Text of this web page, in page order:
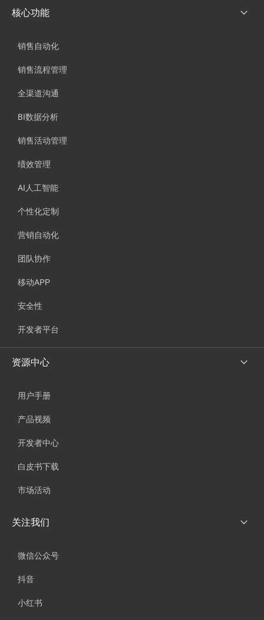
核心功能
销售自动化
销售流程管理
全渠道沟通
BI数据分析
销售活动管理
绩效管理
AI人工智能
个性化定制
营销自动化
团队协作
移动APP
安全性
开发者平台
资源中心
用户手册
产品视频
开发者中心
白皮书下载
市场活动
关注我们
微信公众号
抖音
小红书